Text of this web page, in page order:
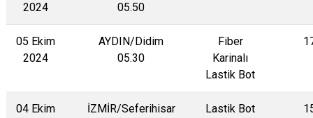
2024
05.50
05 Ekim
2024
AYDIN/Didim
05.30
Fiber
Karinalı
Lastik Bot
04 Ekim
İZMİR/Seferihisar
Lastik Bot